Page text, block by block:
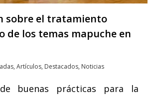
sobre el tratamiento
de los temas mapuche en
,Artículos, Destacados, Noticias
buenas prácticas para la